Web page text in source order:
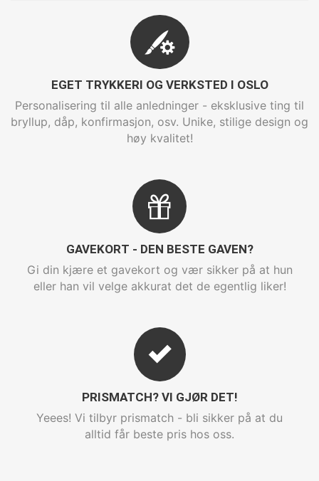
EGET TRYKKERI OG VERKSTED I OSLO
Personalisering til alle anledninger - eksklusive ting til
bryllup, dåp, konfirmasjon, osv. Unike, stilige design og
høy kvalitet!
GAVEKORT - DEN BESTE GAVEN?
Gi din kjære et gavekort og vær sikker på at hun
eller han vil velge akkurat det de egentlig liker!
PRISMATCH? VI GJØR DET!
Yeees! Vi tilbyr prismatch - bli sikker på at du
alltid får beste pris hos oss.